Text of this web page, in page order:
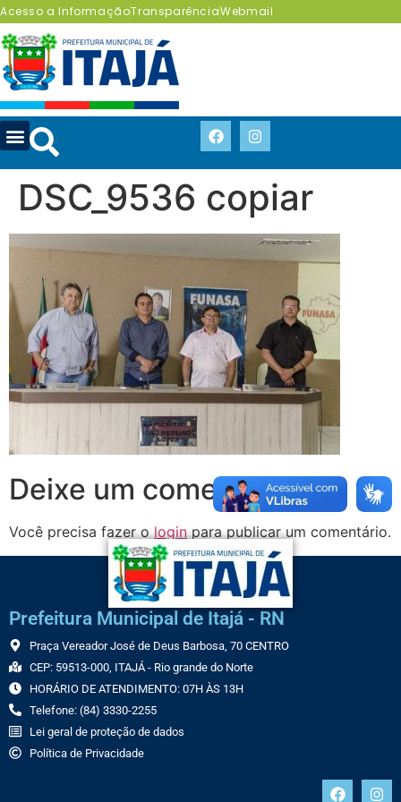
Acesso a InformaçãoTransparênciaWebmail
DSC_9536 copiar
Deixe um comentário
Você precisa fazer ologinpara publicar um comentário.
Prefeitura Municipal de Itajá - RN
Praça Vereador José de Deus Barbosa, 70 CENTRO
CEP: 59513-000, ITAJÁ - Rio grande do Norte
HORÁRIO DE ATENDIMENTO: 07H ÀS 13H
Telefone: (84) 3330-2255
Lei geral de proteção de dados
Política de Privacidade